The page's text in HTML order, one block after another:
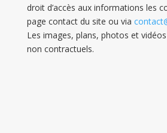
droit d’accès aux informations les
page contact du site ou via
Les images, plans, photos et
non contractuels.